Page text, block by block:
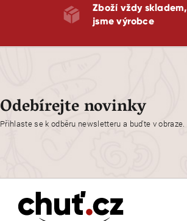
Zboží vždy skladem,
jsme výrobce
Odebírejte novinky
Přihlaste se k odběru newsletteru a buďte v obraze.